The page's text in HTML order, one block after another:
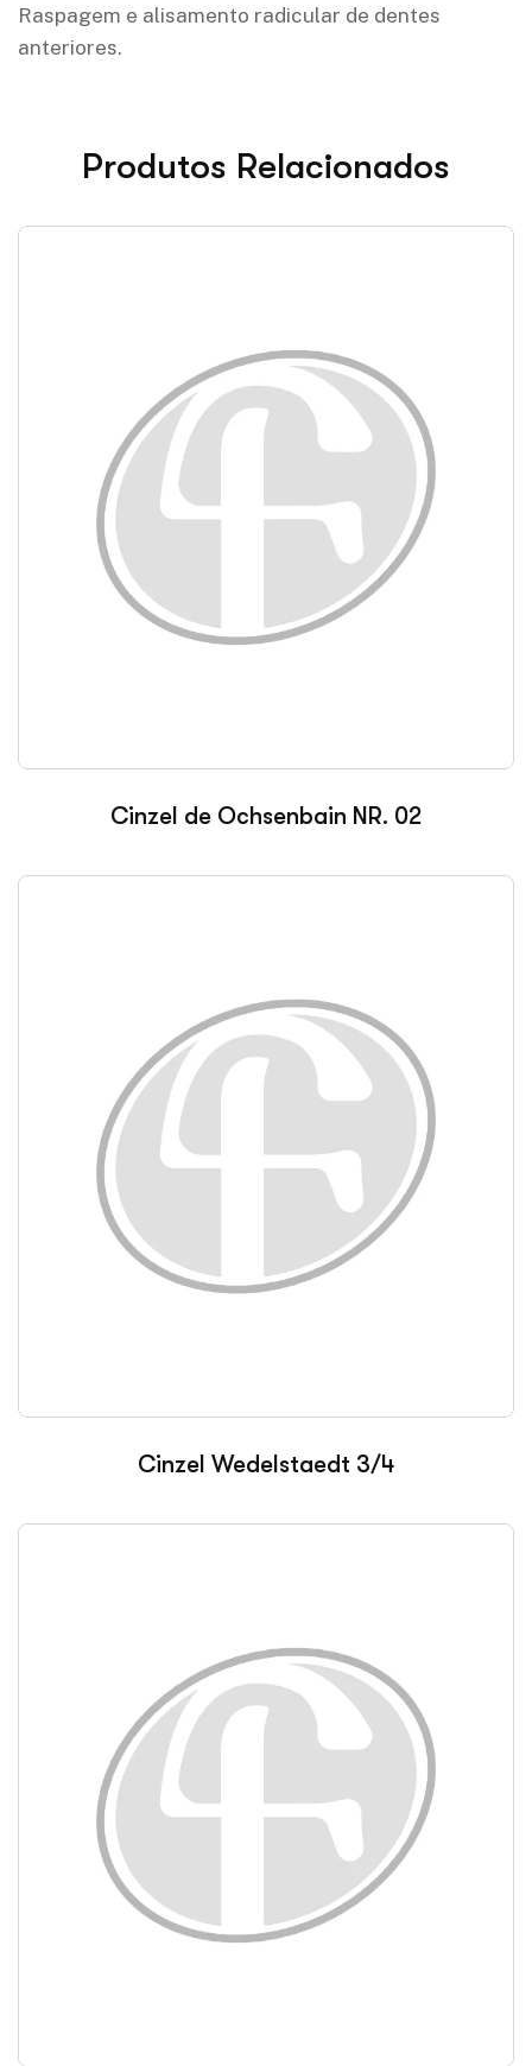
Raspagem e alisamento radicular de dentes
anteriores.
Produtos Relacionados
Cinzel de Ochsenbain NR. 02
Cinzel Wedelstaedt 3/4